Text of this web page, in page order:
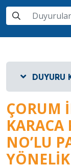
DUYURU
ÇORUM
KARACA
NO’LU